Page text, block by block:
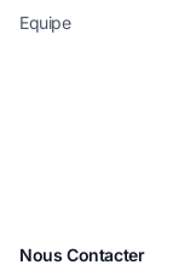
Equipe
Nous Contacter